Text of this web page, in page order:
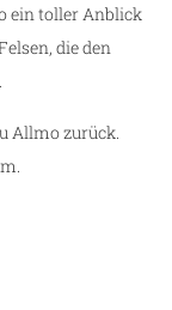
ein toller Anblick
die den
Allmo zurück.